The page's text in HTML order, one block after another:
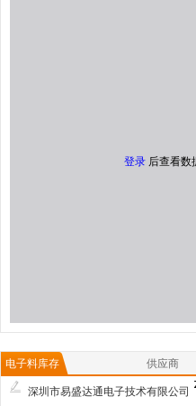
登录 后查看数
电子料库存 供应商
深圳市易盛达通电子技术有限公司